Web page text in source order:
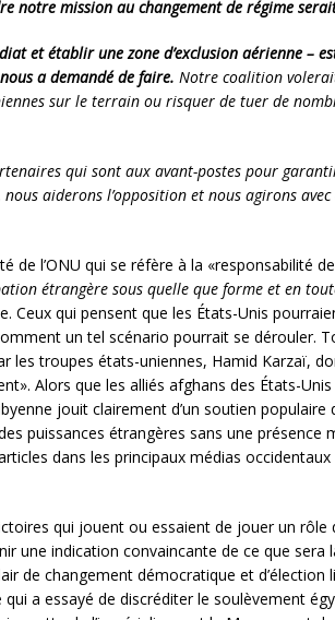
notre mission au changement de régime
et établir une zone d’exclusion aérienne –
a demandé de faire. Notre coalition
sur le terrain ou risquer de tuer de
qui sont aux avant-postes pour
aiderons l’opposition et nous agirons
l’ONU qui se réfère à la «responsabilité
étrangère sous quelle que forme et en
qui pensent que les États-Unis
un tel scénario pourrait se dérouler.
troupes états-uniennes, Hamid Karzaï,
Alors que les alliés afghans des États-
jouit clairement d’un soutien populaire
puissances étrangères sans une présence
dans les principaux médias
qui jouent ou essaient de jouer un rôle
une indication convaincante de ce que sera
de changement démocratique et d’élection
a essayé de discréditer le soulèvement